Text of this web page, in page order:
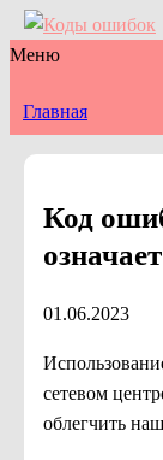
Меню
Главная
Код
означает
01.06.2023
сетевом
облегчить